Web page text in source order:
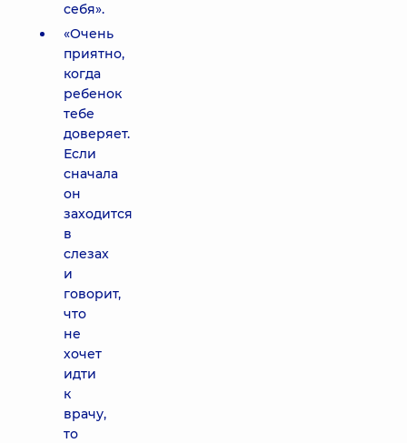
себя».
«Очень
приятно,
когда
ребенок
тебе
доверяет.
Если
сначала
он
заходится
в
слезах
и
говорит,
что
не
хочет
идти
к
врачу,
то